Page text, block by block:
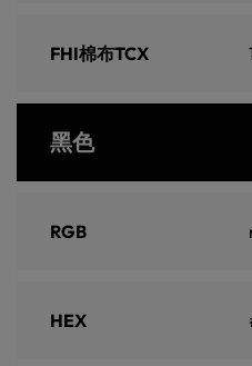
FHI棉布TCX
黑色
RGB
HEX